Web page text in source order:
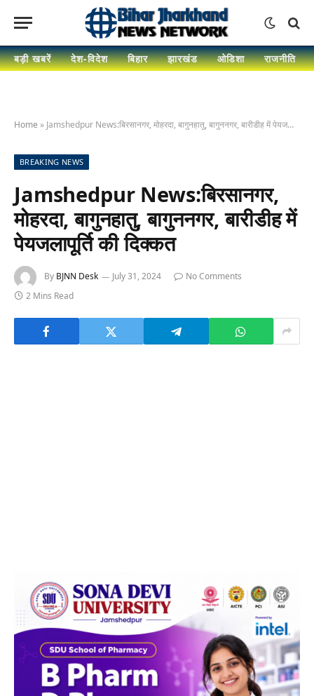
बड़ी खबरें देश-विदेश बिहार झारखंड ओडिशा राजनीति
Home » Jamshedpur News:बिरसानगर, मोहरदा, बागुनहातु, बागुननगर, बारीडीह में पेयजलापूर्ति की दिक्कत
BREAKING NEWS
Jamshedpur News:बिरसानगर,
मोहरदा, बागुनहातु, बागुननगर, बारीडीह में
पेयजलापूर्ति की दिक्कत
By BJNN Desk July 31, 2024
No Comments
2 Mins Read